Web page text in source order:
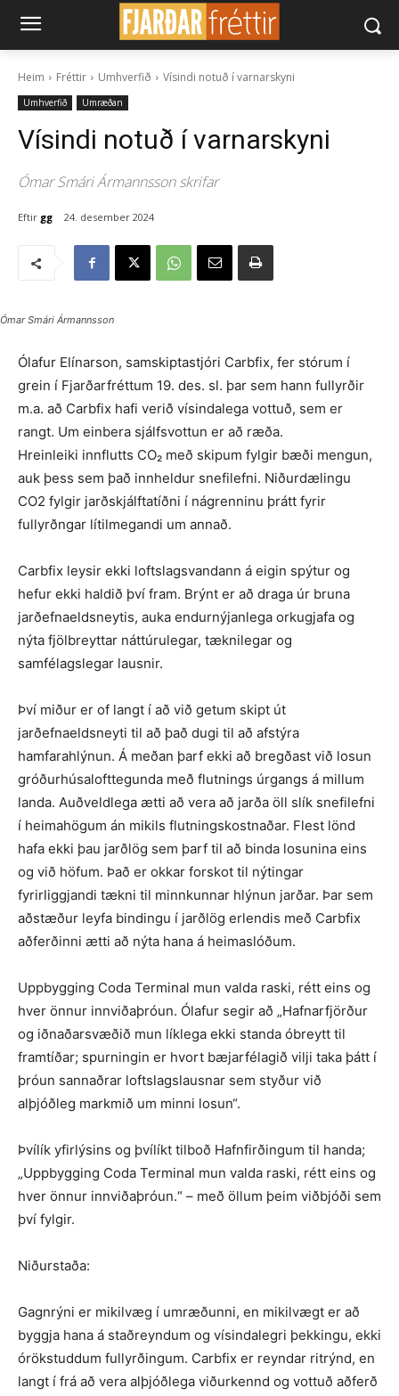
Heim Fréttir Umhverfið Vísindi notuð í varnarskyni
Umhverfið Umræðan
Vísindi notuð í varnarskyni
Ómar Smári Ármannsson skrifar
Eftir gg 24. desember 2024
Ómar Smári Ármannsson
Ólafur Elínarson, samskiptastjóri Carbfix, fer stórum í
grein í Fjarðarfréttum 19. des. sl. þar sem hann fullyrðir
m.a. að Carbfix hafi verið vísindalega vottuð, sem er
rangt. Um einbera sjálfsvottun er að ræða.
Hreinleiki innflutts CO₂ með skipum fylgir bæði mengun,
auk þess sem það innheldur snefilefni. Niðurdælingu
CO2 fylgir jarðskjálftatíðni í nágrenninu þrátt fyrir
fullyrðngar lítilmegandi um annað.
Carbfix leysir ekki loftslagsvandann á eigin spýtur og
hefur ekki haldið því fram. Brýnt er að draga úr bruna
jarðefnaeldsneytis, auka endurnýjanlega orkugjafa og
nýta fjölbreyttar náttúrulegar, tæknilegar og
samfélagslegar lausnir.
Því miður er of langt í að við getum skipt út
jarðefnaeldsneyti til að það dugi til að afstýra
hamfarahlýnun. Á meðan þarf ekki að bregðast við losun
gróðurhúsalofttegunda með flutnings úrgangs á millum
landa. Auðveldlega ætti að vera að jarða öll slík snefilefni
í heimahögum án mikils flutningskostnaðar. Flest lönd
hafa ekki þau jarðlög sem þarf til að binda losunina eins
og við höfum. Það er okkar forskot til nýtingar
fyrirliggjandi tækni til minnkunnar hlýnun jarðar. Þar sem
aðstæður leyfa bindingu í jarðlög erlendis með Carbfix
aðferðinni ætti að nýta hana á heimaslóðum.
Uppbygging Coda Terminal mun valda raski, rétt eins og
hver önnur innviðaþróun. Ólafur segir að „Hafnarfjörður
og iðnaðarsvæðið mun líklega ekki standa óbreytt til
framtíðar; spurningin er hvort bæjarfélagið vilji taka þátt í
þróun sannaðrar loftslagslausnar sem styður við
alþjóðleg markmið um minni losun“.
Þvílík yfirlýsins og þvílíkt tilboð Hafnfirðingum til handa;
„Uppbygging Coda Terminal mun valda raski, rétt eins og
hver önnur innviðaþróun.“ – með öllum þeim viðbjóði sem
því fylgir.
Niðurstaða:
Gagnrýni er mikilvæg í umræðunni, en mikilvægt er að
byggja hana á staðreyndum og vísindalegri þekkingu, ekki
órökstuddum fullyrðingum. Carbfix er reyndar ritrýnd, en
langt í frá að vera alþjóðlega viðurkennd og vottuð aðferð